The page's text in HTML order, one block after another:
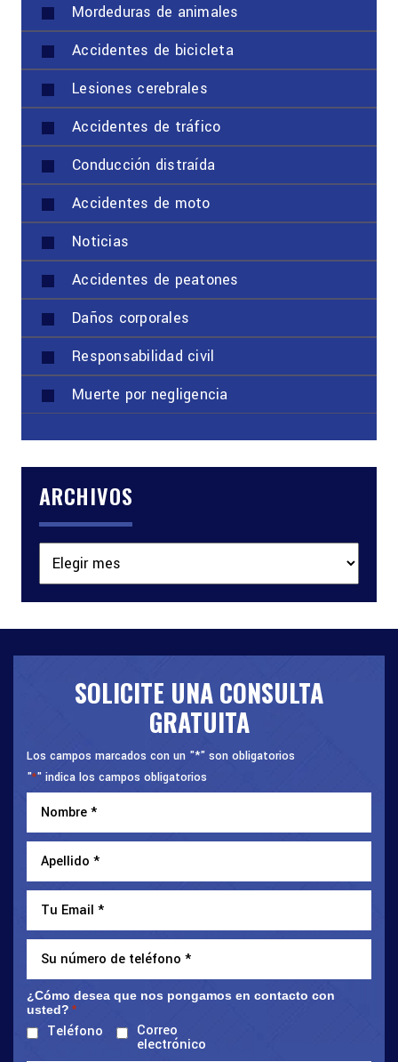
Mordeduras de animales
Accidentes de bicicleta
Lesiones cerebrales
Accidentes de tráfico
Conducción distraída
Accidentes de moto
Noticias
Accidentes de peatones
Daños corporales
Responsabilidad civil
Muerte por negligencia
ARCHIVOS
SOLICITE UNA CONSULTA
GRATUITA
Los campos marcados con un "*" son obligatorios
"*" indica los campos obligatorios
¿Cómo desea que nos pongamos en contacto con
usted? *
Teléfono Correo
electrónico